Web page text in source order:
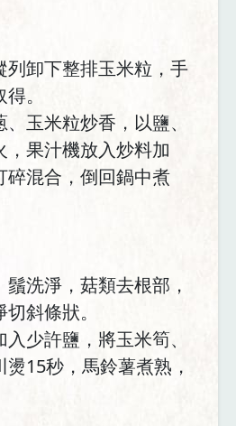
列卸下整排玉米粒，手
。
玉米粒炒香，以鹽、
，果汁機放入炒料加
碎混合，倒回鍋中煮
洗淨，菇類去根部，
斜條狀。
少許鹽，將玉米筍、
15秒，馬鈴薯煮熟，